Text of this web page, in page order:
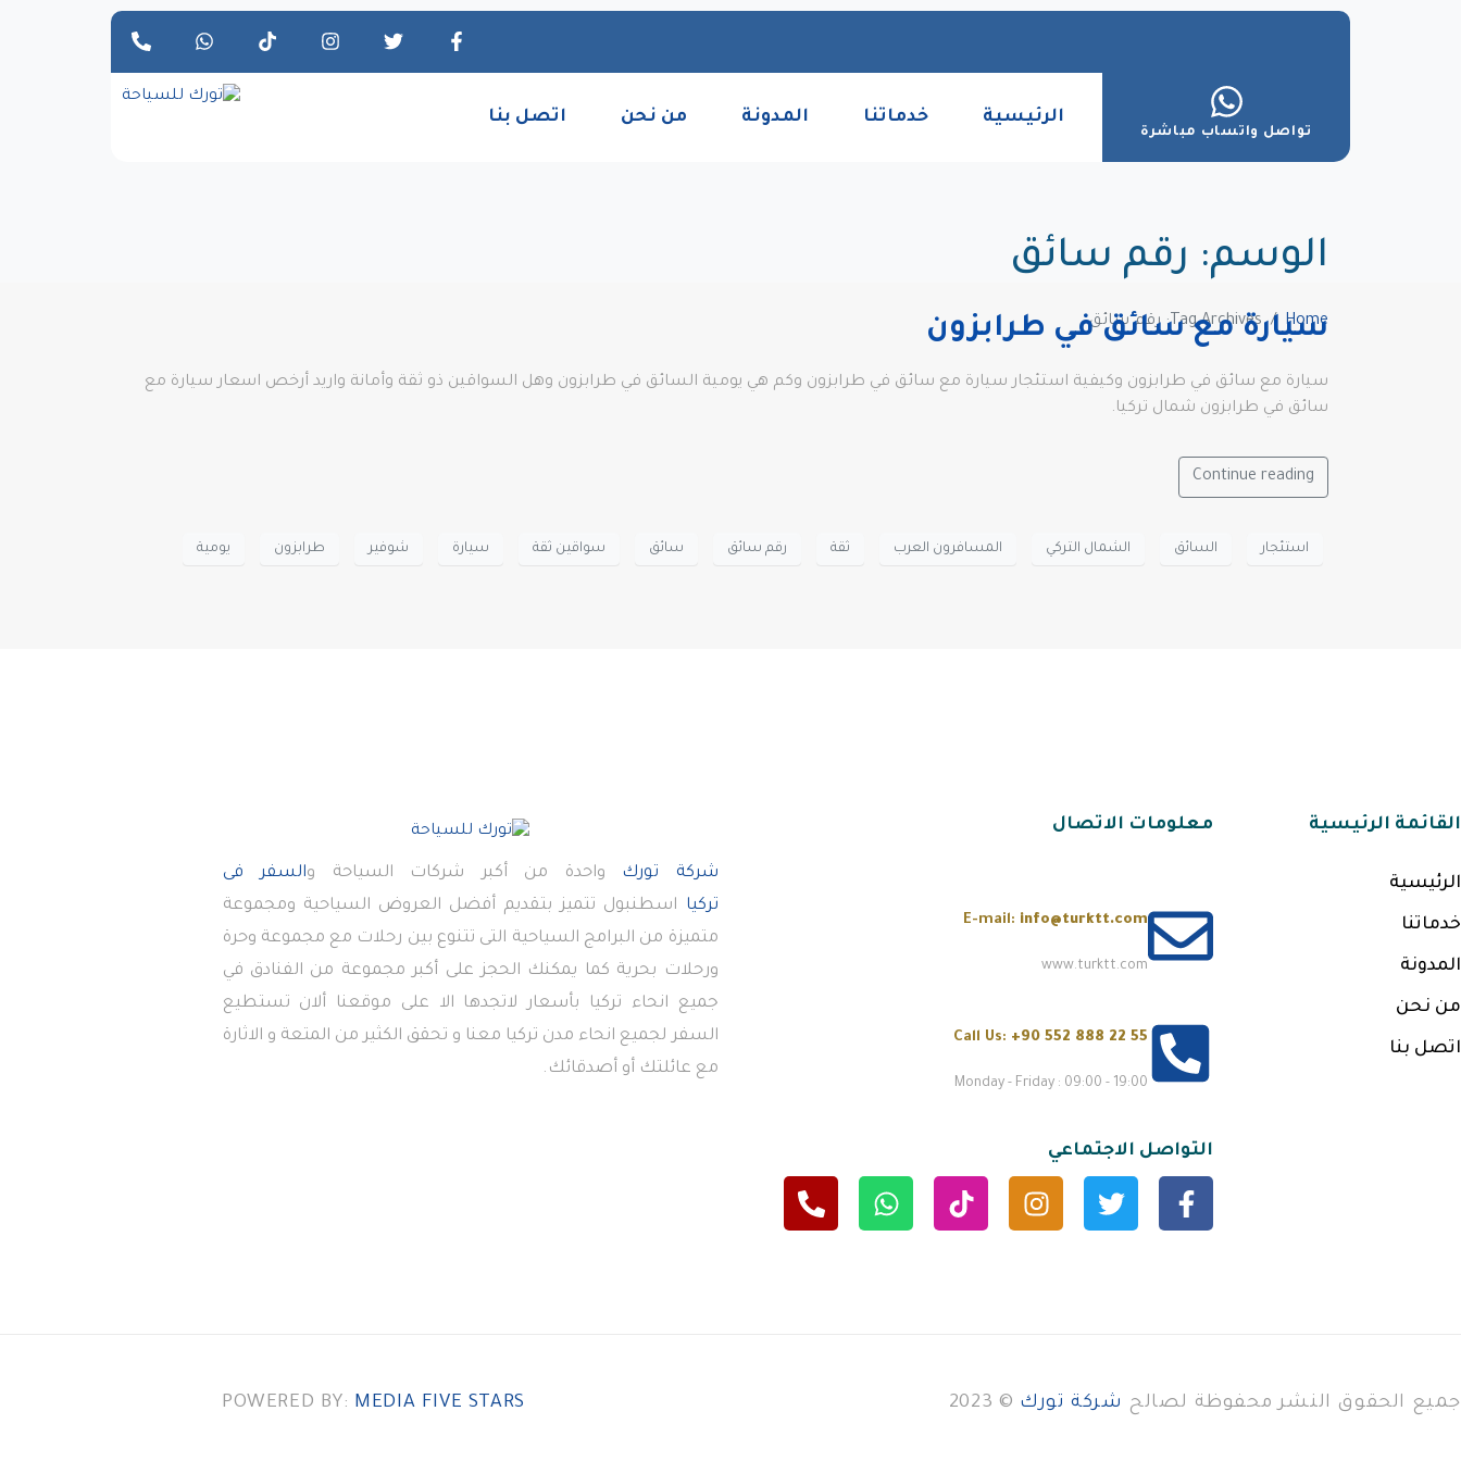
تواصل واتساب مباشرة
الرئيسية خدماتنا المدونة من نحن اتصل بنا
الوسم: رقم سائق
Home Tag Archives: رقم سائق
سيارة مع سائق في طرابزون
سيارة مع سائق في طرابزون وكيفية استئجار سيارة مع سائق في طرابزون وكم هي يومية السائق في طرابزون وهل السواقين ذو ثقة وأمانة واريد أرخص اسعار سيارة مع
سائق في طرابزون شمال تركيا.
Continue reading
استئجار السائق الشمال التركي المسافرون العرب ثقة رقم سائق سائق سواقين ثقة سيارة شوفير طرابزون يومية
القائمة الرئيسية
الرئيسية
خدماتنا
المدونة
من نحن
اتصل بنا
معلومات الاتصال
E-mail: info@turktt.com
www.turktt.com
Call Us: +90 552 888 22 55
Monday - Friday : 09:00 - 19:00
التواصل الاجتماعي
شركة تورك واحدة من أكبر شركات السياحة والسفر فى
تركيا اسطنبول تتميز بتقديم أفضل العروض السياحية ومجموعة
متميزة من البرامج السياحية التى تتنوع بين رحلات مع مجموعة وحرة
ورحلات بحرية كما يمكنك الحجز على أكبر مجموعة من الفنادق في
جميع انحاء تركيا بأسعار لاتجدها الا على موقعنا ألان تستطيع
السفر لجميع انحاء مدن تركيا معنا و تحقق الكثير من المتعة و الاثارة
مع عائلتك أو أصدقائك.
جميع الحقوق النشر محفوظة لصالح شركة تورك © 2023
POWERED BY: MEDIA FIVE STARS